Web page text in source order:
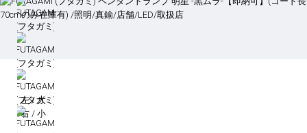
左 / 大
右 / 小